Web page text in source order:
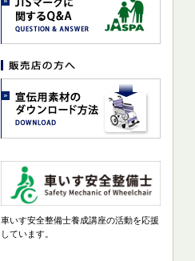
車いす安全整備士養成講座の活動を応援
しています。